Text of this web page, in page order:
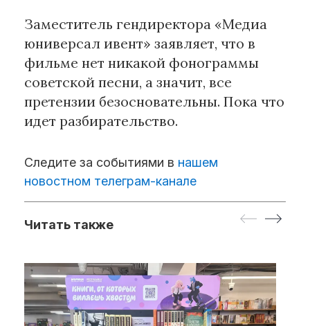
Заместитель гендиректора «Медиа
юниверсал ивент» заявляет, что в
фильме нет никакой фонограммы
советской песни, а значит, все
претензии безосновательны. Пока что
идет разбирательство.
Следите за событиями в нашем
новостном телеграм-канале
Читать также